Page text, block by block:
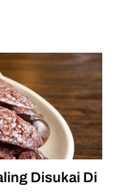
Disukai Di